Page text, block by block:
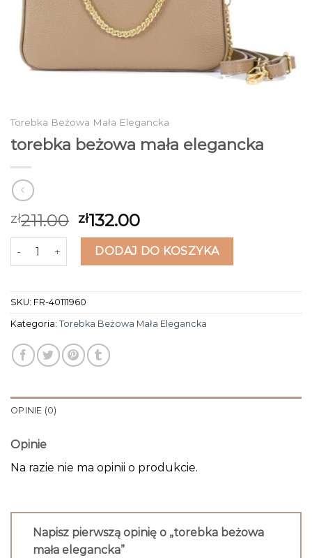
Torebka Beżowa Mała Elegancka
torebka beżowa mała elegancka
zł211.00 zł132.00
ilość torebka beżowa mała elegancka
DODAJ DO KOSZYKA
SKU: FR-40111960
Kategoria: Torebka Beżowa Mała Elegancka
OPINIE (0)
Opinie
Na razie nie ma opinii o produkcie.
Napisz pierwszą opinię o „torebka beżowa
mała elegancka”